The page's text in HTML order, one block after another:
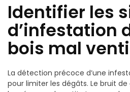
Identifier les
d’infestation
bois mal
La détection précoce d’une
pour limiter les dégâts. Le bruit